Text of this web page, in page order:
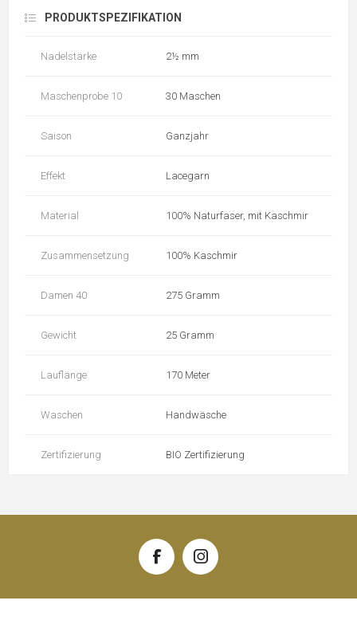
PRODUKTSPEZIFIKATION
Nadelstärke 2½ mm
Maschenprobe 10 30 Maschen
Saison Ganzjahr
Effekt Lacegarn
Material 100% Naturfaser, mit Kaschmir
Zusammensetzung 100% Kaschmir
Damen 40 275 Gramm
Gewicht 25 Gramm
Lauflänge 170 Meter
Waschen Handwäsche
Zertifizierung BIO Zertifizierung